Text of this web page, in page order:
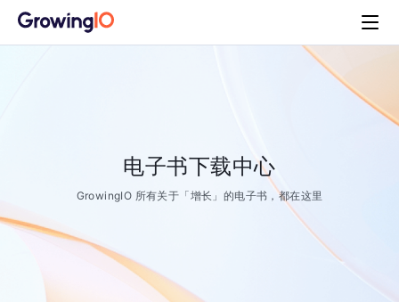
电子书下载中心
GrowingIO 所有关于「增长」的电子书，都在这里